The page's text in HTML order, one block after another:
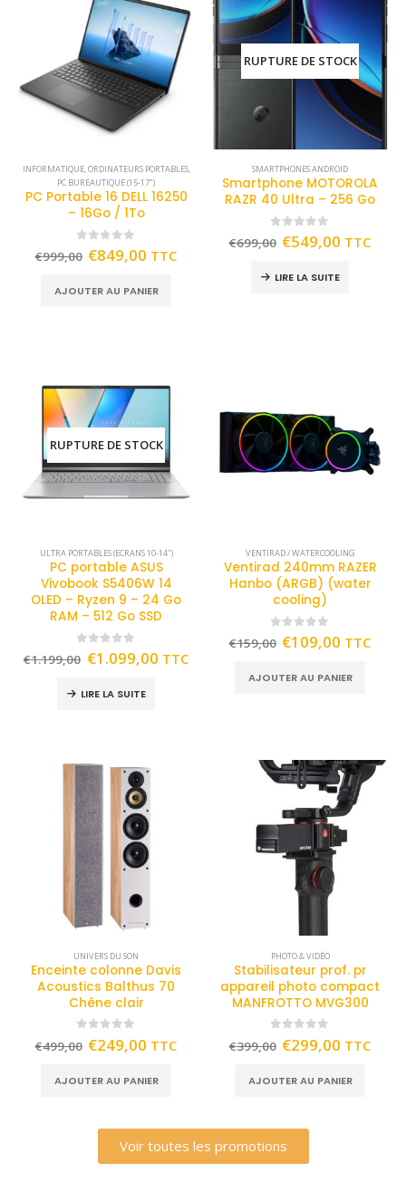
INFORMATIQUE,ORDINATEURS PORTABLES,
PC BUREAUTIQUE (15-17")
PC Portable 16 DELL 16250
– 16Go / 1To
out of 5
€999,00 €849,00 TTC
AJOUTER AU PANIER
RUPTURE DE STOCK
SMARTPHONES ANDROID
Smartphone MOTOROLA
RAZR 40 Ultra – 256 Go
out of 5
€699,00 €549,00 TTC
LIRE LA SUITE
RUPTURE DE STOCK
ULTRA PORTABLES (ECRANS 10-14")
PC portable ASUS
Vivobook S5406W 14
OLED – Ryzen 9 – 24 Go
RAM – 512 Go SSD
out of 5
€1.199,00 €1.099,00 TTC
LIRE LA SUITE
VENTIRAD / WATERCOOLING
Ventirad 240mm RAZER
Hanbo (ARGB) (water
cooling)
out of 5
€159,00 €109,00 TTC
AJOUTER AU PANIER
UNIVERS DU SON
Enceinte colonne Davis
Acoustics Balthus 70
Chêne clair
out of 5
€499,00 €249,00 TTC
AJOUTER AU PANIER
PHOTO & VIDÉO
Stabilisateur prof. pr
appareil photo compact
MANFROTTO MVG300
out of 5
€399,00 €299,00 TTC
AJOUTER AU PANIER
Voir toutes les promotions